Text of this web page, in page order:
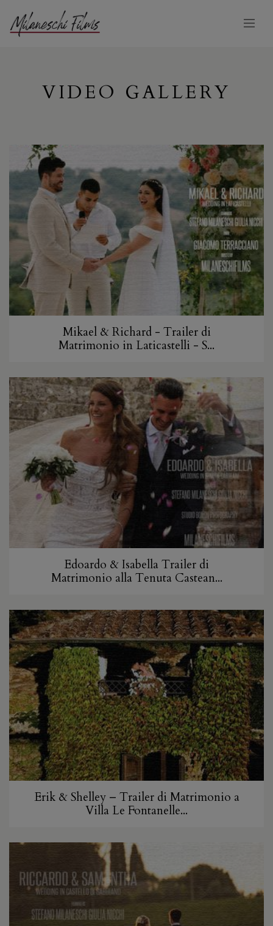
VIDEO GALLERY
Mikael & Richard - Trailer di
Matrimonio in Laticastelli - S...
Edoardo & Isabella Trailer di
Matrimonio alla Tenuta Castean...
Erik & Shelley – Trailer di Matrimonio a
Villa Le Fontanelle...